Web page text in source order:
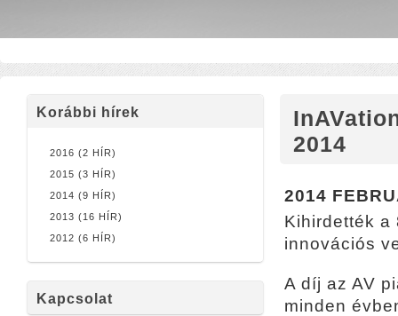
Korábbi hírek
2016 (2 HÍR)
2015 (3 HÍR)
2014 (9 HÍR)
2013 (16 HÍR)
2012 (6 HÍR)
Kapcsolat
2014
2014
Kihirdették a
innovációs
A díj az AV
minden